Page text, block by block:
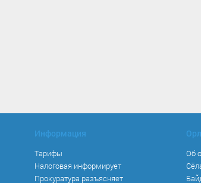
Информация
Тарифы
Налоговая информирует
Прокуратура разъясняет
Об